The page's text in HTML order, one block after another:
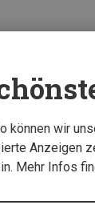
können wir
Anzeigen
Mehr Infos